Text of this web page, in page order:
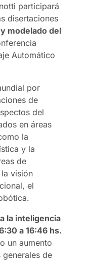
participará
disertaciones
modelado del
Automático
por
de
del
en áreas
la
y la
de
visión
el
la inteligencia
a 16:46 hs.
un aumento
de